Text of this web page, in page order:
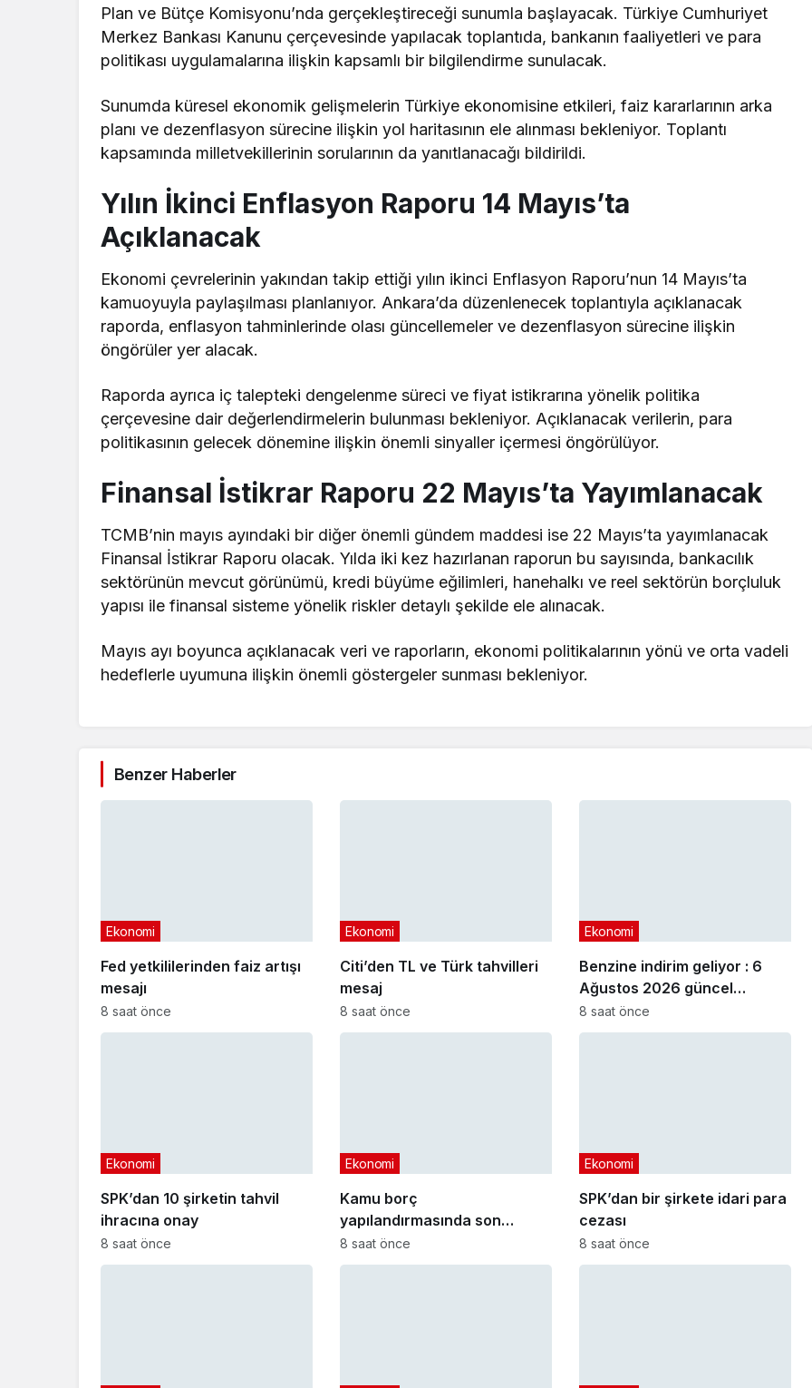
Plan ve Bütçe Komisyonu’nda gerçekleştireceği sunumla başlayacak. Türkiye Cumhuriyet
Merkez Bankası Kanunu çerçevesinde yapılacak toplantıda, bankanın faaliyetleri ve para
politikası uygulamalarına ilişkin kapsamlı bir bilgilendirme sunulacak.
Sunumda küresel ekonomik gelişmelerin Türkiye ekonomisine etkileri, faiz kararlarının arka
planı ve dezenflasyon sürecine ilişkin yol haritasının ele alınması bekleniyor. Toplantı
kapsamında milletvekillerinin sorularının da yanıtlanacağı bildirildi.
Yılın İkinci Enflasyon Raporu 14 Mayıs’ta
Açıklanacak
Ekonomi çevrelerinin yakından takip ettiği yılın ikinci Enflasyon Raporu’nun 14 Mayıs’ta
kamuoyuyla paylaşılması planlanıyor. Ankara’da düzenlenecek toplantıyla açıklanacak
raporda, enflasyon tahminlerinde olası güncellemeler ve dezenflasyon sürecine ilişkin
öngörüler yer alacak.
Raporda ayrıca iç talepteki dengelenme süreci ve fiyat istikrarına yönelik politika
çerçevesine dair değerlendirmelerin bulunması bekleniyor. Açıklanacak verilerin, para
politikasının gelecek dönemine ilişkin önemli sinyaller içermesi öngörülüyor.
Finansal İstikrar Raporu 22 Mayıs’ta Yayımlanacak
TCMB’nin mayıs ayındaki bir diğer önemli gündem maddesi ise 22 Mayıs’ta yayımlanacak
Finansal İstikrar Raporu olacak. Yılda iki kez hazırlanan raporun bu sayısında, bankacılık
sektörünün mevcut görünümü, kredi büyüme eğilimleri, hanehalkı ve reel sektörün borçluluk
yapısı ile finansal sisteme yönelik riskler detaylı şekilde ele alınacak.
Mayıs ayı boyunca açıklanacak veri ve raporların, ekonomi politikalarının yönü ve orta vadeli
hedeflerle uyumuna ilişkin önemli göstergeler sunması bekleniyor.
Benzer Haberler
Fed yetkililerinden faiz artışı
mesajı
Ekonomi
8 saat önce
Citi’den TL ve Türk tahvilleri
mesaj
Ekonomi
8 saat önce
Benzine indirim geliyor : 6
Ağustos 2026 güncel
akaryakıt fiyatları
Ekonomi
8 saat önce
SPK’dan 10 şirketin tahvil
ihracına onay
Ekonomi
8 saat önce
Kamu borç
yapılandırmasında son
başvuru tarihi yaklaşıyor
Ekonomi
8 saat önce
SPK’dan bir şirkete idari para
cezası
Ekonomi
8 saat önce